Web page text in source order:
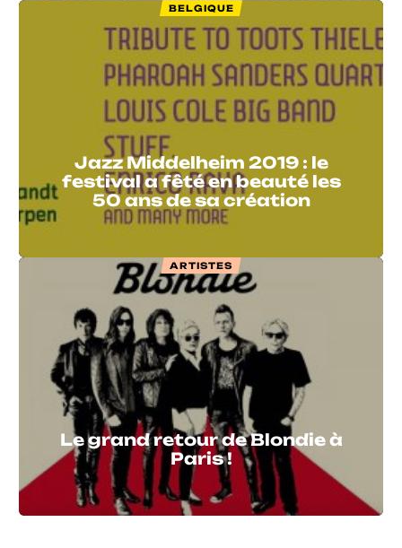
BELGIQUE
Jazz Middelheim 2019 : le
festival a fêté en beauté les
50 ans de sa création
ARTISTES
Le grand retour de Blondie à
Paris !